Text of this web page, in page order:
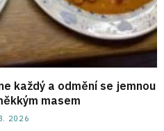
každý a odmění se jemnou
masem
2026